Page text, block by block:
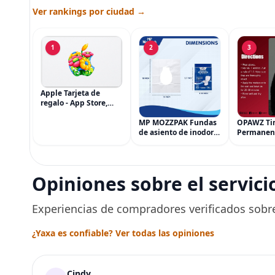
Ver rankings por ciudad →
1
Apple Tarjeta de
regalo - App Store,
2
MP MOZZPAK Fundas
de asiento de inodoro
para entrenamiento
3
OPAWZ
una
Opiniones sobre el
Experiencias de compradores verificados
¿Yaxa es confiable? Ver todas las opiniones